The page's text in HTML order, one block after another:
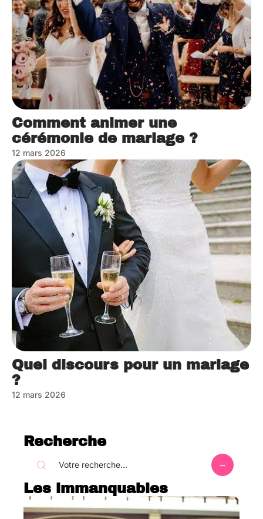
Comment animer une
cérémonie de mariage ?
12 mars 2026
Quel discours pour un mariage
?
12 mars 2026
Recherche
Les immanquables